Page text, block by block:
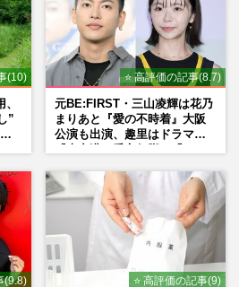
(10)
”
⭐ 高評価の記事(8.7)
元BE:FIRST・三山凌輝は花乃
まりあと『愛の不時着』大阪
公演も出演、趣里はドラマ
(9.8) ⭐ 高評価の記事(9)